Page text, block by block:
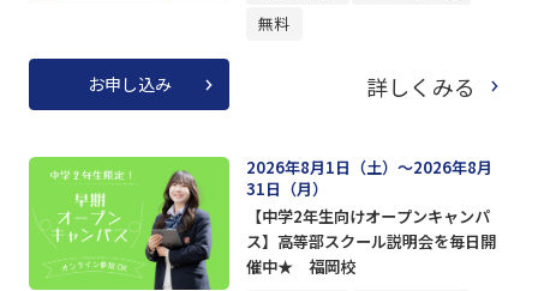
無料
お申し込み 詳しくみる
2026年8月1日（土）～2026年8月
31日（月）
【中学2年生向けオープンキャンパ
ス】高等部スクール説明会を毎日開
催中★ 福岡校